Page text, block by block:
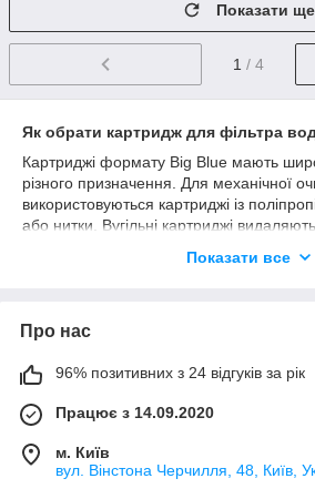
Показати ще
1 / 4
Як обрати картридж для фільтра
Картриджі формату Big Blue мають
різного призначення. Для механічної
використовуються картриджі із
або нитки. Вугільні картриджі
ефективно пом'якшують води.
Ціна картриджів для колби BigBlue
20BB), призначення очищення та
Який найкращий картридж фільтра
Показати все
Про нас
96% позитивних з 24 відгуків за рік
Працює з 14.09.2020
м. Київ
вул. Вінстона Черчилля, 48, Київ,